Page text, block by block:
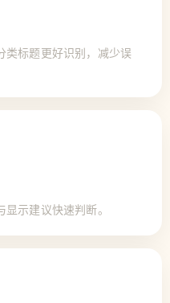
类标题更好识别，减少误
示建议快速判断。